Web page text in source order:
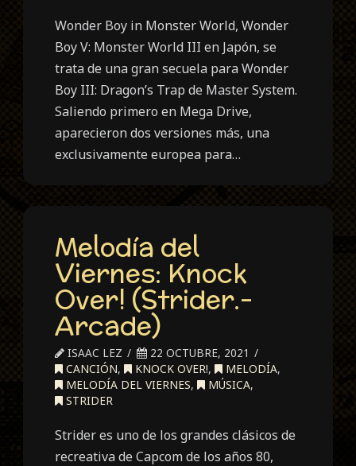
Wonder Boy in Monster World, Wonder
Boy V: Monster World III en Japón, se
trata de una gran secuela para Wonder
Boy III: Dragon’s Trap de Master System.
Saliendo primero en Mega Drive,
aparecieron dos versiones más, una
exclusivamente europea para…
Melodía del
Viernes: Knock
Over! (Strider.-
Arcade)
ISAAC LEZ
22 OCTUBRE, 2021
CANCIÓN, KNOCK OVER!, MELODÍA,
MELODÍA DEL VIERNES, MÚSICA,
STRIDER
Strider es uno de los grandes clásicos de
recreativa de Capcom de los años 80,